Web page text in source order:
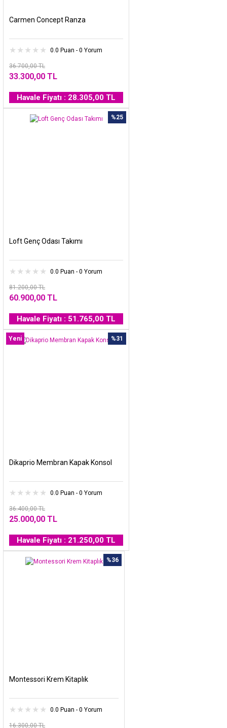
Carmen Concept Ranza
0.0 Puan - 0 Yorum
36.700,00 TL
33.300,00 TL
Havale Fiyatı : 28.305,00 TL
%25
Loft Genç Odası Takımı
0.0 Puan - 0 Yorum
81.200,00 TL
60.900,00 TL
Havale Fiyatı : 51.765,00 TL
%31
Yeni
Dikaprio Membran Kapak Konsol
0.0 Puan - 0 Yorum
36.400,00 TL
25.000,00 TL
Havale Fiyatı : 21.250,00 TL
%36
Montessori Krem Kitaplık
0.0 Puan - 0 Yorum
16.300,00 TL